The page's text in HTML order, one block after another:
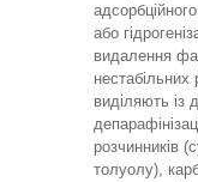
або
видалення
нестабільних
виділяють із
розчинників
толуолу),